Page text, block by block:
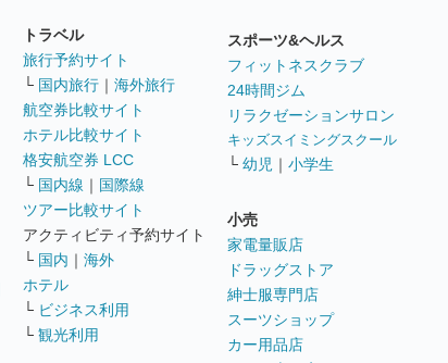
トラベル
旅行予約サイト
└ 国内旅行 ｜ 海外旅行
航空券比較サイト
ホテル比較サイト
格安航空券 LCC
└ 国内線 ｜ 国際線
ツアー比較サイト
アクティビティ予約サイト
└ 国内 ｜ 海外
ホテル
└ ビジネス利用
└ 観光利用
スポーツ&ヘルス
フィットネスクラブ
24時間ジム
リラクゼーションサロン
キッズスイミングスクール
└ 幼児 ｜ 小学生
小売
家電量販店
ドラッグストア
紳士服専門店
スーツショップ
カー用品店